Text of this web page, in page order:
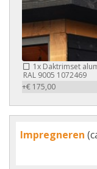
1x Daktrimset
RAL 9005 1072469
+€ 175,00
Impregneren